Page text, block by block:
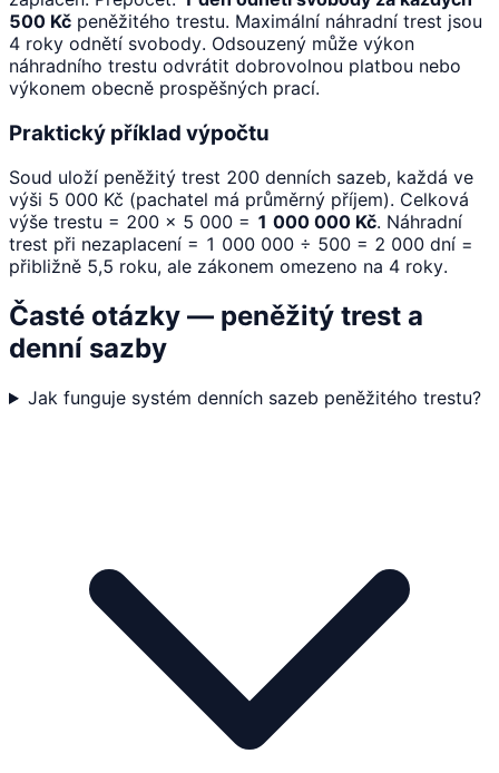
500 Kč peněžitého trestu. Maximální náhradní trest jsou
4 roky odnětí svobody. Odsouzený může výkon
náhradního trestu odvrátit dobrovolnou platbou nebo
výkonem obecně prospěšných prací.
Praktický příklad výpočtu
Soud uloží peněžitý trest 200 denních sazeb, každá ve
výši 5 000 Kč (pachatel má průměrný příjem). Celková
výše trestu = 200 × 5 000 = 1 000 000 Kč. Náhradní
trest při nezaplacení = 1 000 000 ÷ 500 = 2 000 dní =
přibližně 5,5 roku, ale zákonem omezeno na 4 roky.
Časté otázky — peněžitý trest a
denní sazby
Jak funguje systém denních sazeb peněžitého trestu?